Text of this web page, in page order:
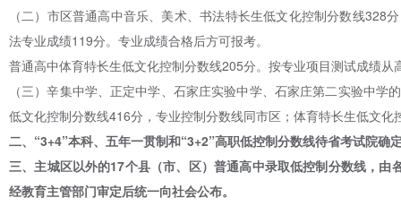
（二）市区普通高中音乐、美术、书法特长生低文化控制分数线
法专业成绩119分。专业成绩合格后方可报考。
普通高中体育特长生低文化控制分数线205分。按专业项目测试成绩从
（三）辛集中学、正定中学、石家庄实验中学、石家庄第二实验中
低文化控制分数线416分，专业控制分数线同市区；体育特长生低文
二、“3+4”本科、五年一贯制和“3+2”高职低控制分数线待省考试院确
三、主城区以外的17个县（市、区）普通高中录取低控制分数线 ，由
经教育主管部门审定后统一向社会公布。